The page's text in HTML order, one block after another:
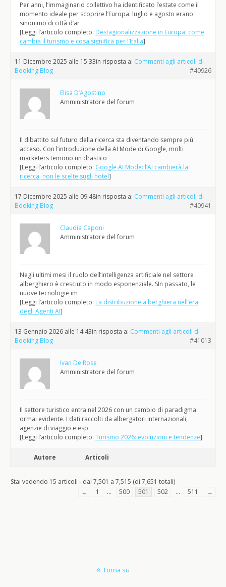
Per anni, l’immaginario collettivo ha identificato l’estate come il
momento ideale per scoprire l’Europa: luglio e agosto erano
sinonimo di città d’ar
[Leggi l’articolo completo: Destagionalizzazione in Europa: come
cambia il turismo e cosa significa per l’Italia]
11 Dicembre 2025 alle 15:33in risposta a: Commenti agli articoli di
Booking Blog
#40926
Elisa D’Agostino
Amministratore del forum
Il dibattito sul futuro della ricerca sta diventando sempre più
acceso. Con l’introduzione della AI Mode di Google, molti
marketers temono un drastico
[Leggi l’articolo completo: Google AI Mode: l’AI cambierà la
ricerca, non le scelte sugli hotel]
17 Dicembre 2025 alle 09:48in risposta a: Commenti agli articoli di
Booking Blog
#40941
Claudia Caponi
Amministratore del forum
Negli ultimi mesi il ruolo dell’intelligenza artificiale nel settore
alberghiero è cresciuto in modo esponenziale. SIn passato, le
nuove tecnologie im
[Leggi l’articolo completo: La distribuzione alberghiera nell’era
degli Agenti AI]
13 Gennaio 2026 alle 14:43in risposta a: Commenti agli articoli di
Booking Blog
#41013
Ivan De Rose
Amministratore del forum
Il settore turistico entra nel 2026 con un cambio di paradigma
ormai evidente. I dati raccolti da albergatori internazionali,
agenzie di viaggio e esp
[Leggi l’articolo completo: Turismo 2026: evoluzioni e tendenze]
Autore Articoli
Stai vedendo 15 articoli - dal 7,501 a 7,515 (di 7,651 totali)
←
1 … 500 501 502 … 511 →
Torna su